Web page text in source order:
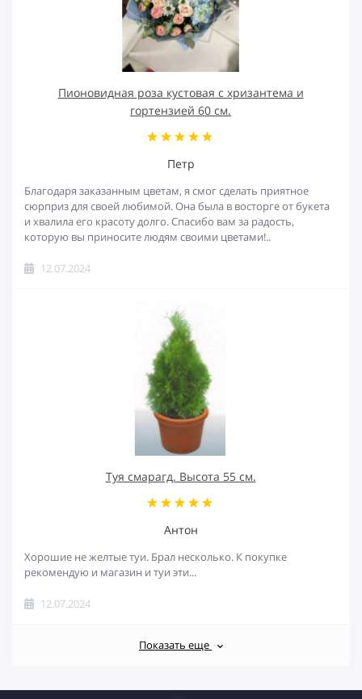
Пионовидная роза кустовая с хризантема и
гортензией 60 см.
Петр
Благодаря заказанным цветам, я смог сделать приятное
сюрприз для своей любимой. Она была в восторге от букета
и хвалила его красоту долго. Спасибо вам за радость,
которую вы приносите людям своими цветами!..
12.07.2024
Туя смарагд. Высота 55 см.
Антон
Хорошие не желтые туи. Брал несколько. К покупке
рекомендую и магазин и туи эти...
12.07.2024
Показать еще